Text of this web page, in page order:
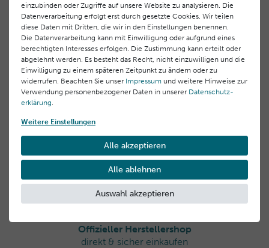
Extract, Lithothamnion Calcareum Extract, CI 42090 (Blue
1),
des Châtaigniers 00,
info@thalgo.com
+33 (0) 494197373
Hersteller
Laboratoires BLC Thalgo Cosmetic S.A.
Domaine des Châtaigniers 00, 83520 Roquebrune sur
Argens, Frankreich
info@thalgo.com
Kundenrezensionen()
Rezensionen werden geladen...
Offizieller Herstellershop
direkt & sicher einkaufen
einzubinden oder Zugriffe auf unsere Website zu analysieren. Die
Datenverarbeitung erfolgt erst durch gesetzte Cookies. Wir teilen
diese Daten mit Dritten, die wir in den Einstellungen benennen.
Die Datenverarbeitung kann mit Einwilligung oder aufgrund eines
berechtigten Interesses erfolgen. Die Zustimmung kann erteilt oder
abgelehnt werden. Es besteht das Recht, nicht einzuwilligen und die
Einwilligung zu einem späteren Zeitpunkt zu ändern oder zu
widerrufen. Beachten Sie unser Impressum und weitere Hinweise zur
Verwendung personenbezogener Daten in unserer Daten­schutz­
erklärung
Weitere Einstellungen
Alle akzeptieren
Alle ablehnen
Auswahl akzeptieren